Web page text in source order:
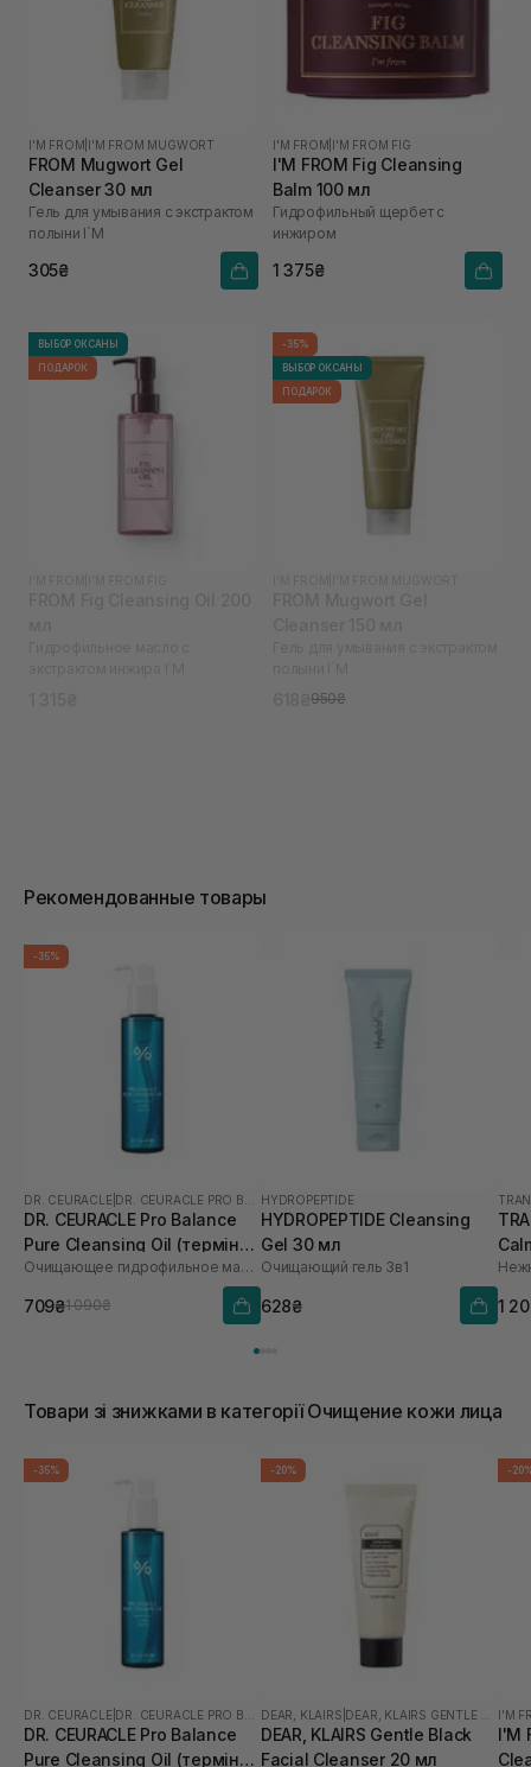
I'M FROM I'M FROM MUGWORT
FROM Mugwort Gel
Cleanser 30 мл
Гель для умывания с экстрактом
полыни I`M
305₴
I'M FROM I'M FROM FIG
I'M FROM Fig Cleansing
Balm 100 мл
Гидрофильный щербет с
инжиром
1 375₴
ВЫБОР ОКСАНЫ
ПОДАРОК
-35%
ВЫБОР ОКСАНЫ
ПОДАРОК
950₴
Рекомендованные товары
-35%
DR. CEURACLE
DR. CEURACLE Pro Balance
Pure Cleansing Oil (термін
до 01.27р.) 155 мл
Очищающее гидрофильное масло с пробиотиками
709₴1 090₴
HYDROPEPTIDE
HYDROPEPTIDE Cleansing
Gel 30 мл
Очищающий гель 3в1
628₴
мл
1
Товари зі знижками в категорії Очищение кожи лица
-35%
DR. CEURACLE
DR. CEURACLE Pro Balance
Pure Cleansing Oil (термін
-20%
DEAR, KLAIRS
DEAR, KLAIRS Gentle Black
Facial Cleanser 20 мл
-
I'M
I'M